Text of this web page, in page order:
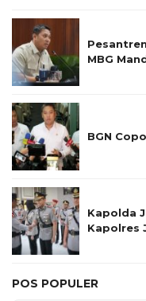
MBG
BGN
Kapolda
Kapolres
POS POPULER